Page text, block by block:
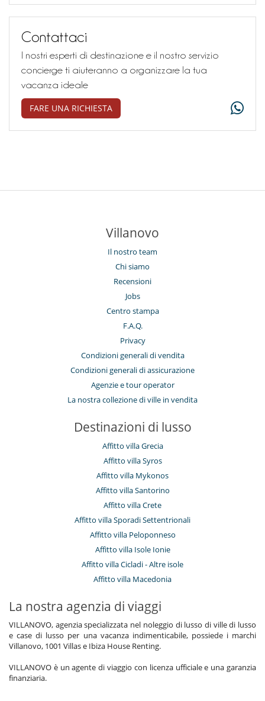
Contattaci
I nostri esperti di destinazione e il nostro servizio
concierge ti aiuteranno a organizzare la tua
vacanza ideale
FARE UNA RICHIESTA
Villanovo
Il nostro team
Chi siamo
Recensioni
Jobs
Centro stampa
F.A.Q.
Privacy
Condizioni generali di vendita
Condizioni generali di assicurazione
Agenzie e tour operator
La nostra collezione di ville in vendita
Destinazioni di lusso
Affitto villa Grecia
Affitto villa Syros
Affitto villa Mykonos
Affitto villa Santorino
Affitto villa Crete
Affitto villa Sporadi Settentrionali
Affitto villa Peloponneso
Affitto villa Isole Ionie
Affitto villa Cicladi - Altre isole
Affitto villa Macedonia
La nostra agenzia di viaggi
VILLANOVO, agenzia specializzata nel noleggio di lusso di ville di lusso
e case di lusso per una vacanza indimenticabile, possiede i marchi
Villanovo, 1001 Villas e Ibiza House Renting.
VILLANOVO è un agente di viaggio con licenza ufficiale e una garanzia
finanziaria.